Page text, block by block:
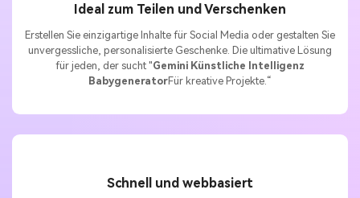
Ideal zum Teilen und Verschenken
Erstellen Sie einzigartige Inhalte für Social Media oder gestalten Sie
unvergessliche, personalisierte Geschenke. Die ultimative Lösung
für jeden, der sucht "Gemini Künstliche Intelligenz
BabygeneratorFür kreative Projekte.“
Schnell und webbasiert